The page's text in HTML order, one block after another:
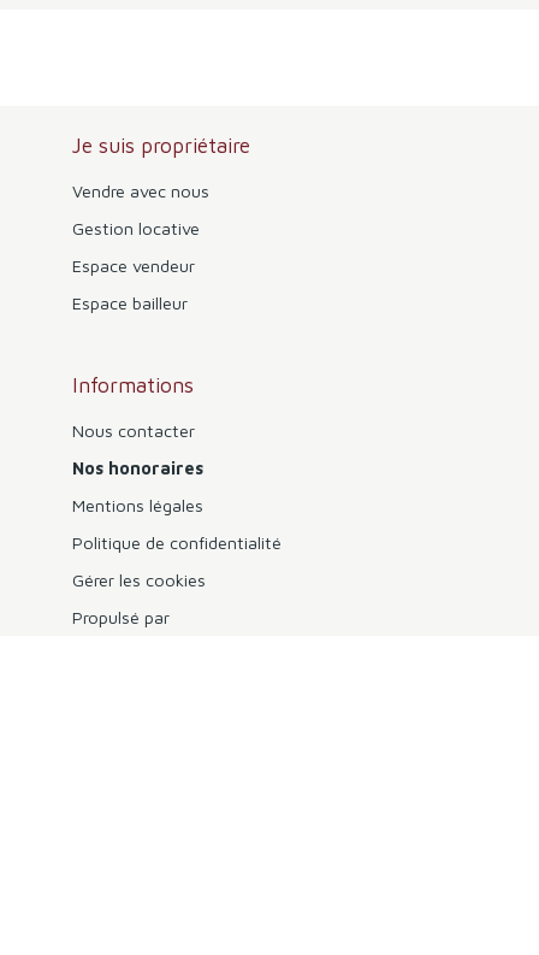
Je suis propriétaire
Vendre avec nous
Gestion locative
Espace vendeur
Espace bailleur
Informations
Nous contacter
Nos honoraires
Mentions légales
Politique de confidentialité
Gérer les cookies
Propulsé par